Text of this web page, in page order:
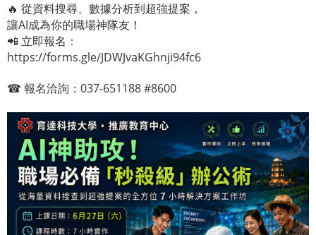
🔥 從資料搜尋、數據分析到超強提案，
讓AI成為你的職場神隊友！
📲 立即報名：
https://forms.gle/JDWJvaKGhnji94fc6
☎ 報名洽詢：037-651188 #8600